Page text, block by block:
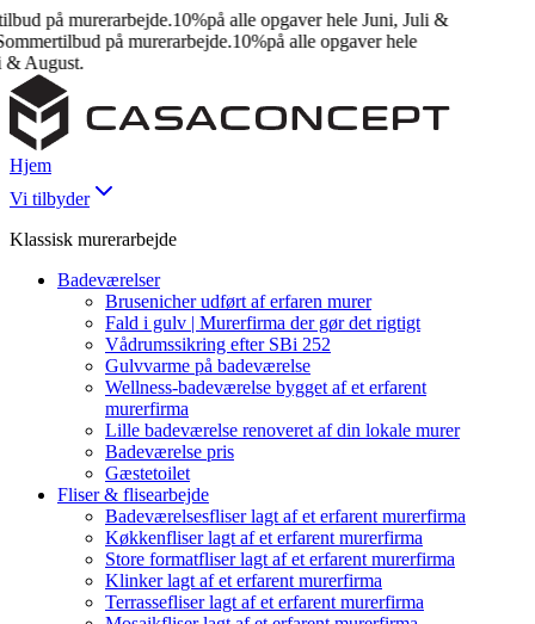
på murerarbejde.10%på alle opgaver hele Juni, Juli &
på murerarbejde.10%på alle opgaver hele
August.
Hjem
Vi tilbyder
Klassisk murerarbejde
Badeværelser
Brusenicher udført af erfaren murer
Fald i gulv | Murerfirma der gør det rigtigt
Vådrumssikring efter SBi 252
Gulvvarme på badeværelse
Wellness-badeværelse bygget af et erfarent
murerfirma
Lille badeværelse renoveret af din lokale murer
Badeværelse pris
Gæstetoilet
Fliser & flisearbejde
Badeværelsesfliser lagt af et erfarent murerfirma
Køkkenfliser lagt af et erfarent murerfirma
Store formatfliser lagt af et erfarent murerfirma
Klinker lagt af et erfarent murerfirma
Terrassefliser lagt af et erfarent murerfirma